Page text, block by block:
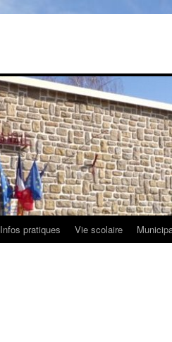
Infos pratiques Vie scolaire